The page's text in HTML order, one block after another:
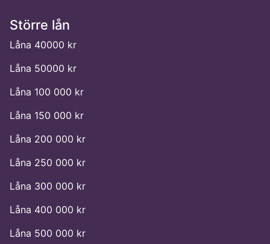
Större lån
Låna 40000 kr
Låna 50000 kr
Låna 100 000 kr
Låna 150 000 kr
Låna 200 000 kr
Låna 250 000 kr
Låna 300 000 kr
Låna 400 000 kr
Låna 500 000 kr